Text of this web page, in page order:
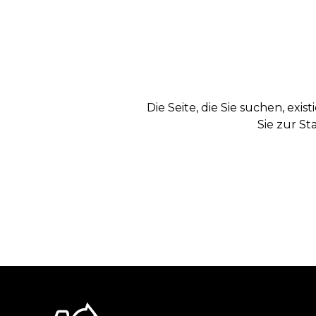
Die Seite, die Sie suchen,
Sie zur